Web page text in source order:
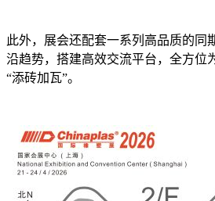
此外，展会还配套一系列高品质的同
沿趋势，搭建高效交流平台，全方位
“添砖加瓦”。